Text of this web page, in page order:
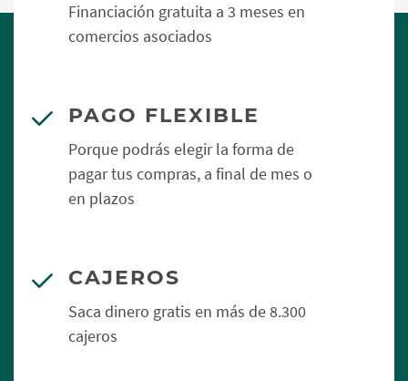
Financiación gratuita a 3 meses en
comercios asociados
PAGO FLEXIBLE
Porque podrás elegir la forma de
pagar tus compras, a final de mes o
en plazos
CAJEROS
Saca dinero gratis en más de 8.300
cajeros